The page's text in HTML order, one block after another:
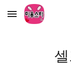
Skip to main